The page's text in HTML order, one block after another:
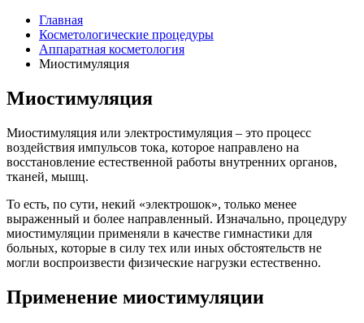
Главная
Косметологические процедуры
Аппаратная косметология
Миостимуляция
Миостимуляция
Миостимуляция или электростимуляция – это процесс
воздействия импульсов тока, которое направлено на
восстановление естественной работы внутренних органов,
тканей, мышц.
То есть, по сути, некий «электрошок», только менее
выраженный и более направленный. Изначально, процедуру
миостимуляции применяли в качестве гимнастики для
больных, которые в силу тех или иных обстоятельств не
могли воспроизвести физические нагрузки естественно.
Применение миостимуляции